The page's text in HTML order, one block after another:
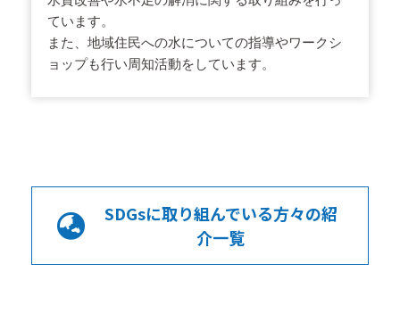
ています。
また、地域住民への水についての指導やワークシ
ョップも行い周知活動をしています。
SDGsに取り組んでいる方々の紹
介一覧